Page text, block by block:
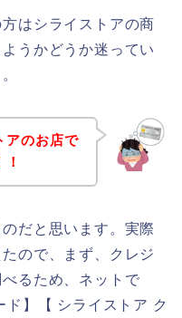
はシライストアの商
うかどうか迷ってい
アのお店で
だと思います。実際
ので、まず、クレジ
るため、ネットで
ド】【 シライストア ク